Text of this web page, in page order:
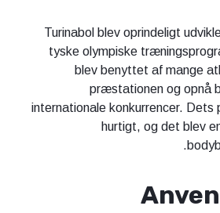
Turinabol blev oprindeligt
tyske olympiske
blev benyttet af mange
præstationen og opnå
internationale konkurrencer. Dets
hurtigt, og det blev
2.